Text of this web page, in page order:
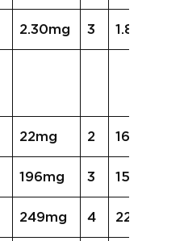
2.30mg 3 1.87mg
22mg 2 16mg
196mg 3 158mg
249mg 4 220mg